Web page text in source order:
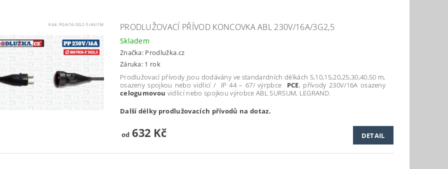
Kód: PGA/16/3G2-5/44/1M PRODLUŽOVACÍ PŘÍVOD KONCOVKA ABL 230V/16A/3G2,5
Skladem
Značka: Prodlužka.cz
Záruka: 1 rok
Prodlužovací přívody jsou dodávány ve standardních délkách 5,10,15,20,25,30,40,50 m,
osazeny spojkou nebo vidlicí / IP 44 – 67/ výrpbce PCE, přívody 230V/16A osazeny
celogumovou vidlicí nebo spojkou výrobce ABL SURSUM, LEGRAND.
Další délky prodlužovacích přívodů na dotaz.
od632 Kč DETAIL